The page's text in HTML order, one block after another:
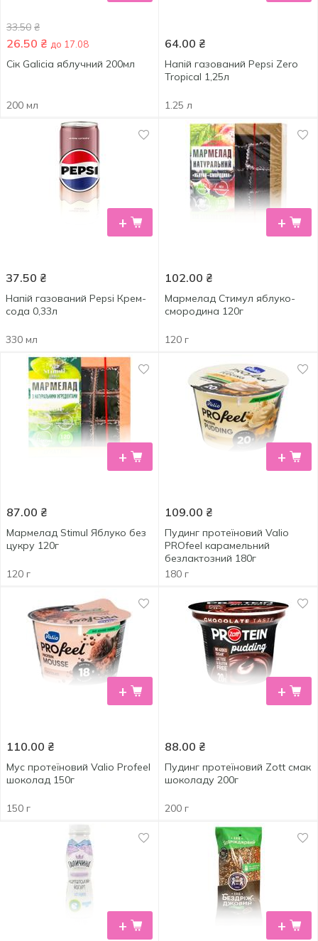
33.50 ₴
26.50 ₴ до 17.08
Сік Galicia яблучний 200мл
200 мл
64.00 ₴
Напій газований Pepsi Zero
Tropical 1,25л
1.25 л
+
37.50 ₴
Напій газований Pepsi Крем-
сода 0,33л
330 мл
+
102.00 ₴
Мармелад Стимул яблуко-
смородина 120г
120 г
+
87.00 ₴
Мармелад Stimul Яблуко без
цукру 120г
120 г
+
109.00 ₴
Пудинг протеїновий Valio
PROfeel карамельний
безлактозний 180г
180 г
+
110.00 ₴
Мус протеїновий Valio Profeel
шоколад 150г
150 г
+
88.00 ₴
Пудинг протеїновий Zott смак
шоколаду 200г
200 г
+ +